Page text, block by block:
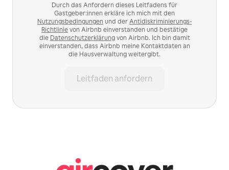
Durch das Anfordern dieses Leitfadens für
Gastgeber:innen erkläre ich mich mit den
Nutzungsbedingungen und der Antidiskriminierungs-
Richtlinievon Airbnb einverstanden und bestätige
die Datenschutzerklärungvon Airbnb. Ich bin damit
einverstanden, dass Airbnb meine Kontaktdaten an
die Hausverwaltung weitergibt.
Leitfaden anfordern